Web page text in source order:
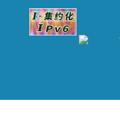
为拿葡
入葡萄
三是家
三种主